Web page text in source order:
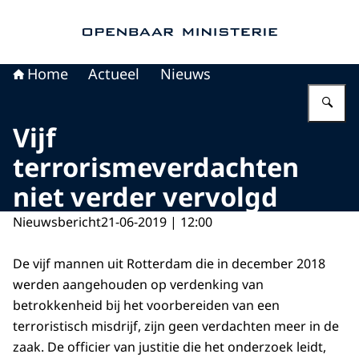
Home Actueel Nieuws
Vijf
terrorismeverdachten
niet verder vervolgd
Nieuwsbericht21-06-2019 | 12:00
De vijf mannen uit Rotterdam die in december 2018
werden aangehouden op verdenking van
betrokkenheid bij het voorbereiden van een
terroristisch misdrijf, zijn geen verdachten meer in de
zaak. De officier van justitie die het onderzoek leidt,